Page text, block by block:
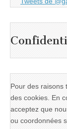
Pour des raisons
des cookies. En
acceptez que
ou coordonnées